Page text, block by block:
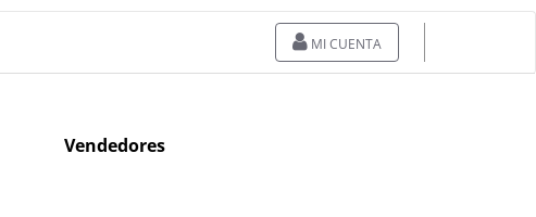
MI CUENTA
Vendedores